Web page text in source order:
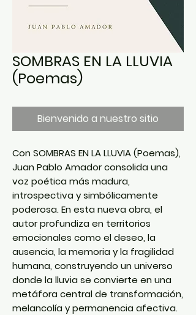
SOMBRAS EN LA LLUVIA
(Poemas)
Bienvenido a nuestro sitio
Con SOMBRAS EN LA LLUVIA (Poemas),
Juan Pablo Amador consolida una
voz poética más madura,
introspectiva y simbólicamente
poderosa. En esta nueva obra, el
autor profundiza en territorios
emocionales como el deseo, la
ausencia, la memoria y la fragilidad
humana, construyendo un universo
donde la lluvia se convierte en una
metáfora central de transformación,
melancolía y permanencia afectiva.